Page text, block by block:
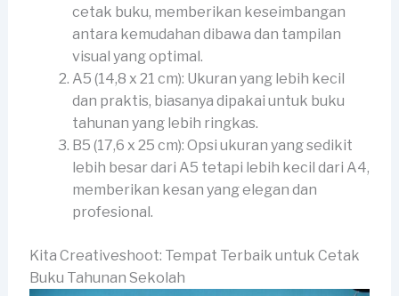
cetak buku, memberikan keseimbangan
antara kemudahan dibawa dan tampilan
visual yang optimal.
A5 (14,8 x 21 cm): Ukuran yang lebih kecil
dan praktis, biasanya dipakai untuk buku
tahunan yang lebih ringkas.
B5 (17,6 x 25 cm): Opsi ukuran yang sedikit
lebih besar dari A5 tetapi lebih kecil dari A4,
memberikan kesan yang elegan dan
profesional.
Kita Creativeshoot: Tempat Terbaik untuk Cetak
Buku Tahunan Sekolah